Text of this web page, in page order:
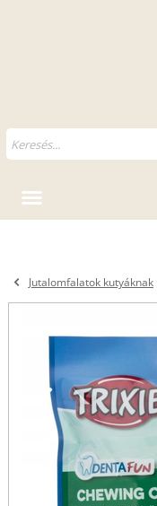
Jutalomfalatok kutyáknak